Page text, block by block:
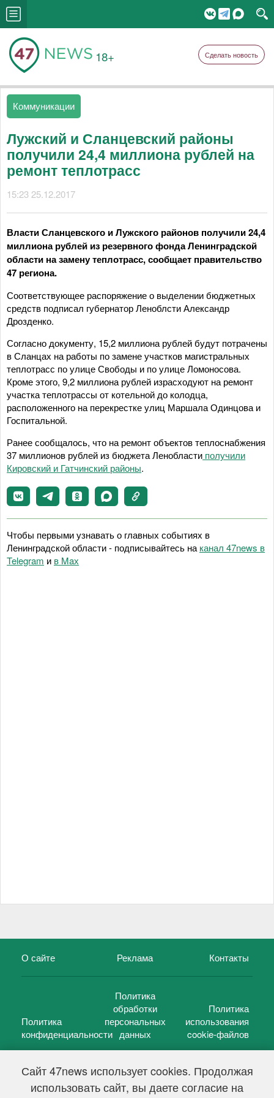
Сайт 47news использует cookies. Продолжая
использовать сайт, вы даете согласие на
18+ Сделать новость
Коммуникации
Лужский и Сланцевский районы
получили 24,4 миллиона рублей на
ремонт теплотрасс
15:23 25.12.2017
Власти Сланцевского и Лужского районов получили 24,4
миллиона рублей из резервного фонда Ленинградской
области на замену теплотрасс, сообщает правительство
47 региона.
Соответствующее распоряжение о выделении бюджетных
средств подписал губернатор Леноблсти Александр
Дрозденко.
Согласно документу, 15,2 миллиона рублей будут потрачены
в Сланцах на работы по замене участков магистральных
теплотрасс по улице Свободы и по улице Ломоносова.
Кроме этого, 9,2 миллиона рублей израсходуют на ремонт
участка теплотрассы от котельной до колодца,
расположенного на перекрестке улиц Маршала Одинцова и
Госпитальной.
Ранее сообщалось, что на ремонт объектов теплоснабжения
37 миллионов рублей из бюджета Ленобласти получили
Кировский и Гатчинский районы.
Чтобы первыми узнавать о главных событиях в
Ленинградской области - подписывайтесь на канал 47news в
Telegram и в Maх
О сайте Реклама Контакты
Политика
конфиденциальности
Политика
обработки
персональных
данных
Политика
использования
cookie-файлов
47 новостей (47 news)2005 — 2026 г.